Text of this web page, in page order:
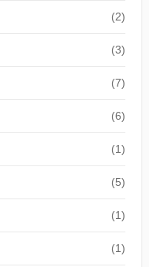
(2)
(3)
(7)
(6)
(1)
(5)
(1)
(1)